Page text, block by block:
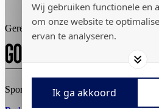
Wij gebruiken functionele en
om onze website te
ervan te analyseren.
Ik ga akkoord
Inschrijven
Gerealiseerd door:
Sport Knowhow XL © 2026